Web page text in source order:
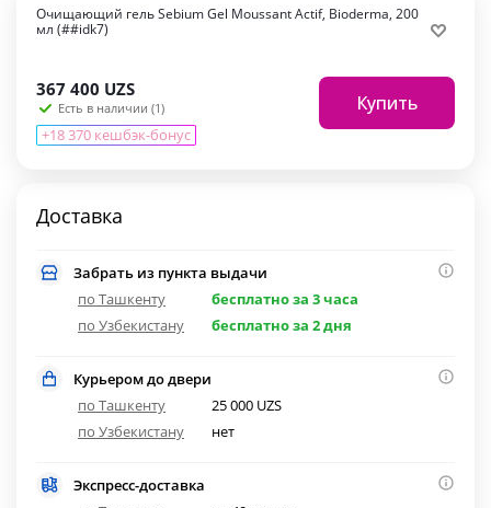
Очищающий гель Sebium Gel Moussant Actif, Bioderma, 200
мл (##idk7)
367 400 UZS
Есть в наличии (1)
+18 370 кешбэк-бонус
Купить
Доставка
Забрать из пункта выдачи
по Ташкенту
бесплатно за 3 часа
по Узбекистану
бесплатно за 2 дня
Курьером до двери
по Ташкенту
25 000 UZS
по Узбекистану
нет
Экспресс-доставка